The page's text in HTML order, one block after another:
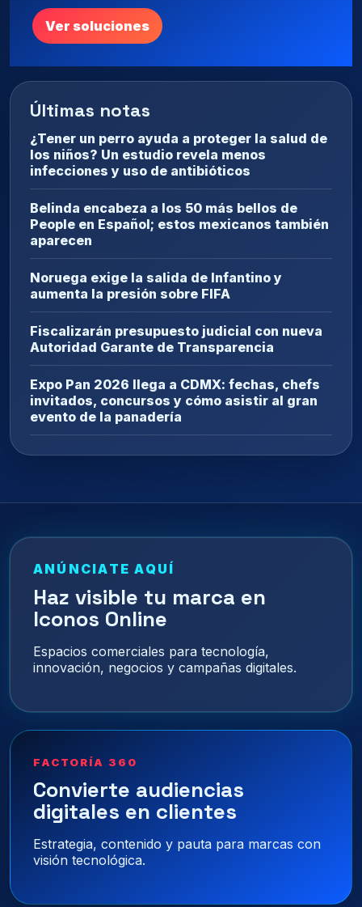
Ver soluciones
Últimas notas
¿Tener un perro ayuda a proteger la salud de
los niños? Un estudio revela menos
infecciones y uso de antibióticos
Belinda encabeza a los 50 más bellos de
People en Español; estos mexicanos también
aparecen
Noruega exige la salida de Infantino y
aumenta la presión sobre FIFA
Fiscalizarán presupuesto judicial con nueva
Autoridad Garante de Transparencia
Expo Pan 2026 llega a CDMX: fechas, chefs
invitados, concursos y cómo asistir al gran
evento de la panadería
ANÚNCIATE AQUÍ
Haz visible tu marca en
Iconos Online
Espacios comerciales para tecnología,
innovación, negocios y campañas digitales.
FACTORÍA 360
Convierte audiencias
digitales en clientes
Estrategia, contenido y pauta para marcas con
visión tecnológica.